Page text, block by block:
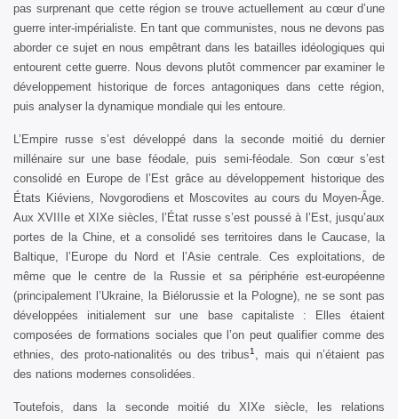
pas surprenant que cette région se trouve actuellement au cœur d’une
guerre inter-impérialiste. En tant que communistes, nous ne devons pas
aborder ce sujet en nous empêtrant dans les batailles idéologiques qui
entourent cette guerre. Nous devons plutôt commencer par examiner le
développement historique de forces antagoniques dans cette région,
puis analyser la dynamique mondiale qui les entoure.
L’Empire russe s’est développé dans la seconde moitié du dernier
millénaire sur une base féodale, puis semi-féodale. Son cœur s’est
consolidé en Europe de l’Est grâce au développement historique des
États Kiéviens, Novgorodiens et Moscovites au cours du Moyen-Âge.
Aux XVIIIe et XIXe siècles, l’État russe s’est poussé à l’Est, jusqu’aux
portes de la Chine, et a consolidé ses territoires dans le Caucase, la
Baltique, l’Europe du Nord et l’Asie centrale. Ces exploitations, de
même que le centre de la Russie et sa périphérie est-européenne
(principalement l’Ukraine, la Biélorussie et la Pologne), ne se sont pas
développées initialement sur une base capitaliste : Elles étaient
composées de formations sociales que l’on peut qualifier comme des
ethnies, des proto-nationalités ou des tribus1 , mais qui n’étaient pas
des nations modernes consolidées.
Toutefois, dans la seconde moitié du XIXe siècle, les relations